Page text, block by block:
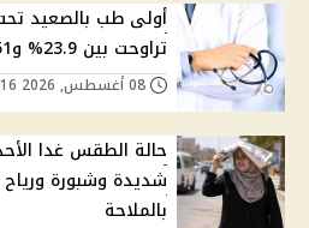
أولى طب بالصعيد
تراوحت بين 23.9% و51%
شديدة وشبورة ورياح
بالملاحة